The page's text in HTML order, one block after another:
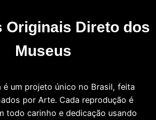
Originais Direto dos
Museus
é um projeto único no Brasil, feita
por Arte. Cada reprodução é
todo carinho e dedicação usando